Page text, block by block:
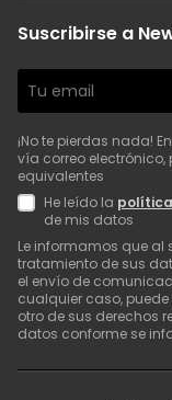
Suscribirse a
¡No te pierdas nada!
vía correo electrónico,
equivalentes
He leído la
de mis datos
Le informamos que al
tratamiento de sus
el envío de
cualquier caso,
otro de sus derechos
datos conforme se